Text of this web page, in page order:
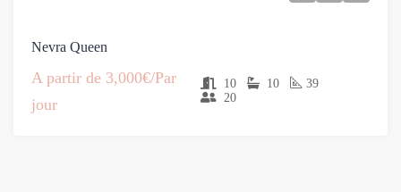
Nevra Queen
A partir de 3,000€/Par
jour
10 10
39
20